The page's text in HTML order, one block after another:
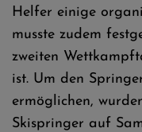
Helfer einige
musste zudem
zweiten
ist. Um den
ermöglichen,
Skispringer auf